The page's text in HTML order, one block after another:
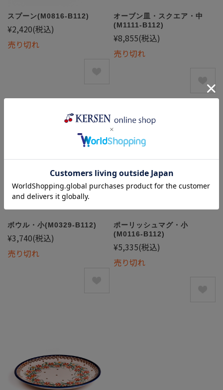
スプーン(M0816-B112)
¥2,420(税込)
売り切れ
オーブン皿・スクエア・中
(M1111-B112)
¥8,855(税込)
売り切れ
ボウル・小(M0329-B112)
¥3,740(税込)
売り切れ
ポーリッシュマグ・小
(M0116-B112)
¥5,335(税込)
売り切れ